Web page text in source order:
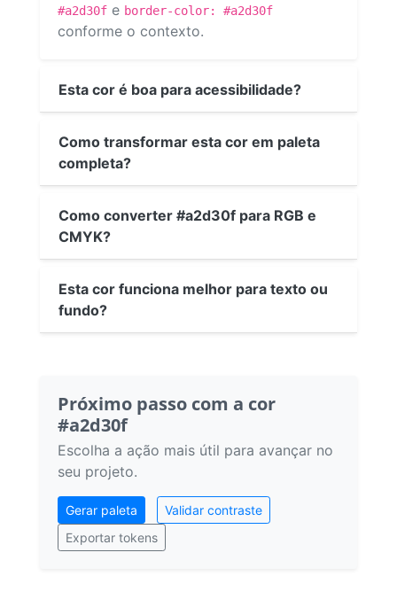
#a2d30f e border-color: #a2d30f
conforme o contexto.
Esta cor é boa para acessibilidade?
Como transformar esta cor em paleta
completa?
Como converter #a2d30f para RGB e
CMYK?
Esta cor funciona melhor para texto ou
fundo?
Próximo passo com a cor
#a2d30f
Escolha a ação mais útil para avançar no
seu projeto.
Gerar paleta
Validar contraste
Exportar tokens